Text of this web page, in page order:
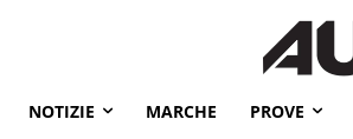
NOTIZIE MARCHE PROVE